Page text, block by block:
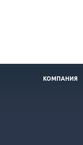
КОМПАНИЯ